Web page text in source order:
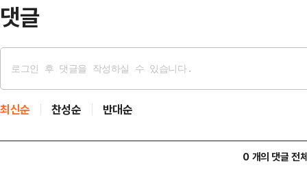
댓글
최신순 찬성순 반대순
0 개의 댓글 전